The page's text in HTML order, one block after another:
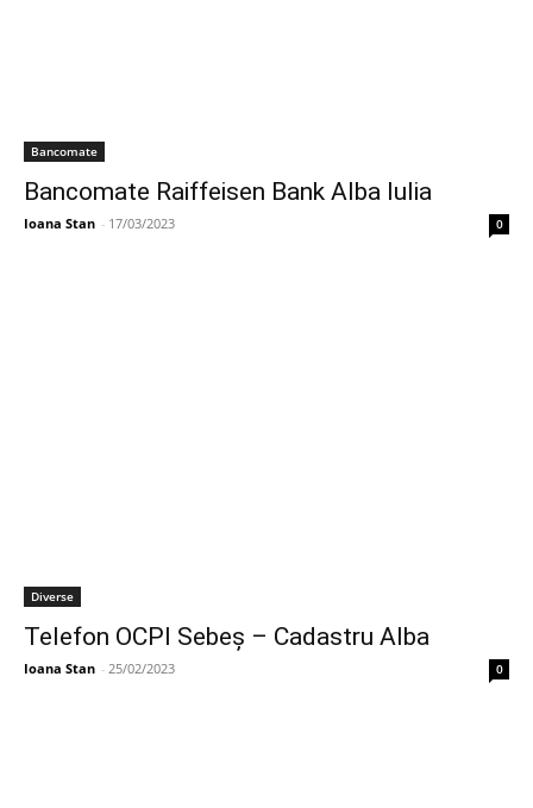
Bancomate
Bancomate Raiffeisen Bank Alba Iulia
Ioana Stan - 17/03/2023 0
Diverse
Telefon OCPI Sebeş – Cadastru Alba
Ioana Stan - 25/02/2023 0